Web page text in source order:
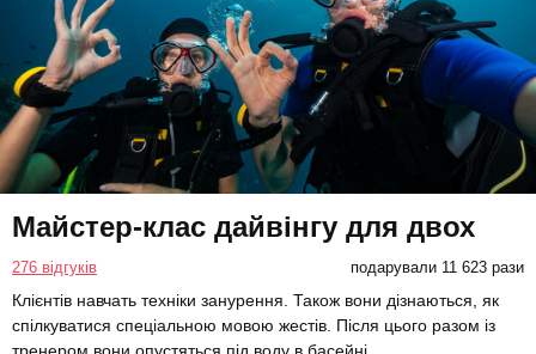
Майстер-клас дайвінгу для двох
276 відгуків подарували 11 623 рази
Клієнтів навчать техніки занурення. Також вони дізнаються, як
спілкуватися спеціальною мовою жестів. Після цього разом із
тренером вони опустяться під воду в басейні.